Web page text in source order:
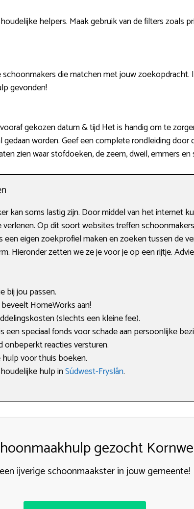
helpers. Maak gebruik van de filters zoals
schoonmakers die matchen met jouw
gevonden!
gekozen datum & tijd Het is handig om te
worden. Geef een complete rondleiding door
zien waar stofdoeken, de zeem, dweil, emmers
kan soms lastig zijn. Door middel van het internet
Op dit soort websites treffen
een eigen zoekprofiel maken en zoeken tussen de
Hieronder zetten we ze je voor je op een rijtje.
bij jou passen.
HomeWorks aan!
(slechts een kleine fee).
een speciaal fonds voor schade aan persoonlijke
onbeperkt reacties versturen.
voor thuis boeken.
hulp inSúdwest-Fryslân.
gezocht
ijverige schoonmaakster in jouw gemeente!